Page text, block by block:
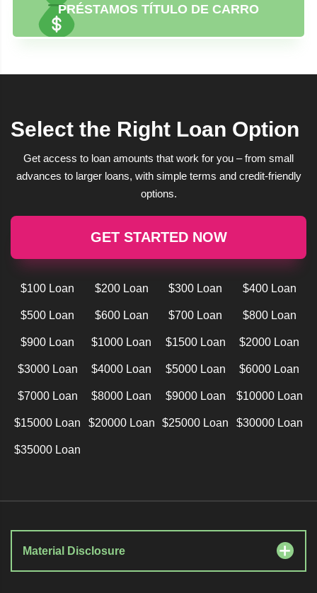
PRÉSTAMOS TÍTULO DE CARRO
Select the Right Loan Option
Get access to loan amounts that work for you – from small
advances to larger loans, with simple terms and credit-friendly
options.
GET STARTED NOW
$100 Loan $200 Loan $300 Loan $400 Loan
$500 Loan $600 Loan $700 Loan $800 Loan
$900 Loan $1000 Loan $1500 Loan $2000 Loan
$3000 Loan $4000 Loan $5000 Loan $6000 Loan
$7000 Loan $8000 Loan $9000 Loan $10000 Loan
$15000 Loan $20000 Loan $25000 Loan $30000 Loan
$35000 Loan
Material Disclosure